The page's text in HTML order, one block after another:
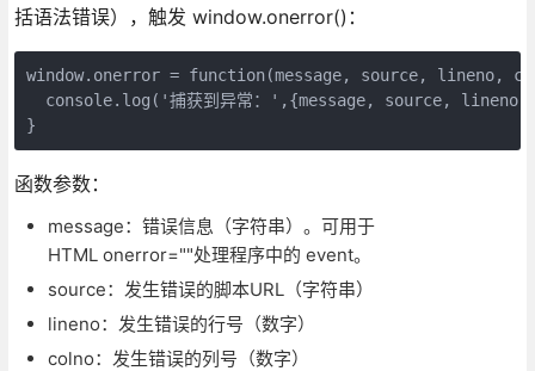
括语法错误），触发 window.onerror()：
window.onerror = function(message, source, lineno,
console.log('捕获到异常：',{message, source,
}
函数参数：
message：错误信息（字符串）。可用于
HTML onerror=""处理程序中的 event。
source：发生错误的脚本URL（字符串）
lineno：发生错误的行号（数字）
colno：发生错误的列号（数字）